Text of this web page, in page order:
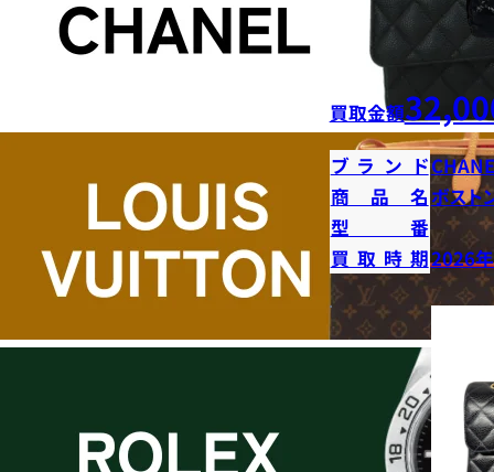
買取金額
ブランド
商品名 ボスト
型番
買取時期2026